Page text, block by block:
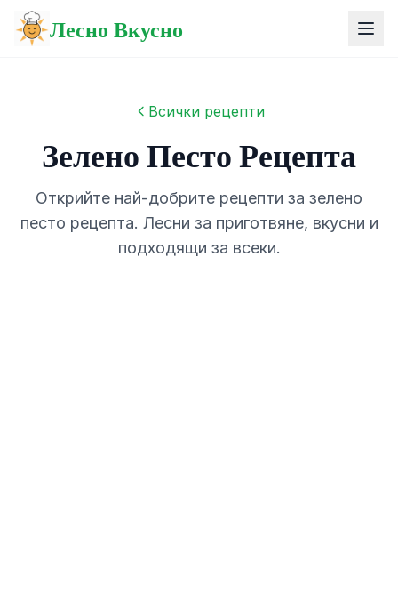
Лесно Вкусно
Всички рецепти
Зелено Песто Рецепта
Открийте най-добрите рецепти за зелено
песто рецепта. Лесни за приготвяне, вкусни и
подходящи за всеки.